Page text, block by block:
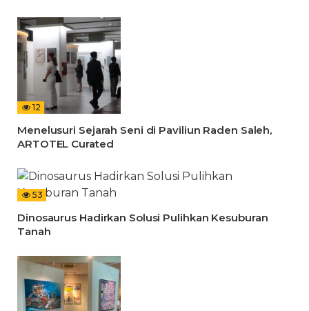
12
Menelusuri Sejarah Seni di Paviliun Raden Saleh,
ARTOTEL Curated
53
Dinosaurus Hadirkan Solusi Pulihkan Kesuburan
Tanah